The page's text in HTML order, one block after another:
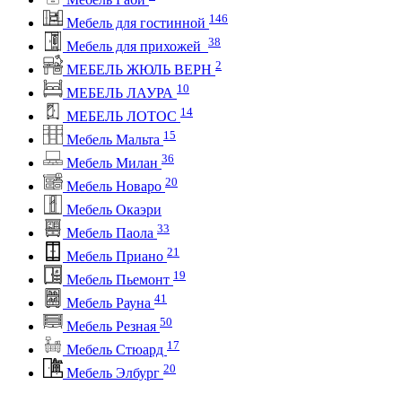
Мебель для гостинной 146
Мебель для прихожей 38
МЕБЕЛЬ ЖЮЛЬ ВЕРН 2
МЕБЕЛЬ ЛАУРА 10
МЕБЕЛЬ ЛОТОС 14
Мебель Мальта 15
Мебель Милан 36
Мебель Новаро 20
Мебель Окаэри
Мебель Паола 33
Мебель Приано 21
Мебель Пьемонт 19
Мебель Рауна 41
Мебель Резная 50
Мебель Стюард 17
Мебель Элбург 20